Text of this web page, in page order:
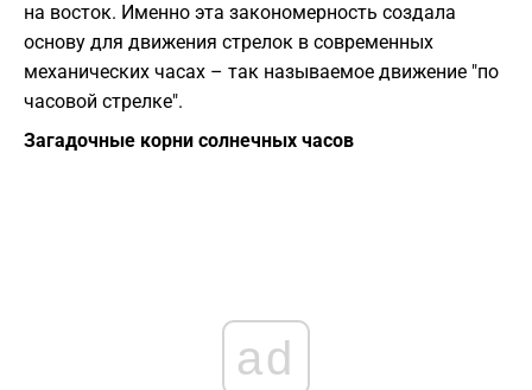
на восток. Именно эта закономерность создала
основу для движения стрелок в современных
механических часах – так называемое движение "по
часовой стрелке".
Загадочные корни солнечных часов
ad